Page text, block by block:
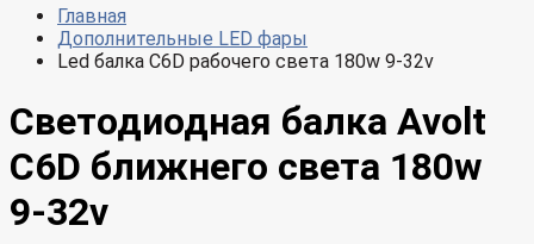
Главная
Дополнительные LED фары
Led балка C6D рабочего света 180w 9-32v
Светодиодная балка Avolt
C6D ближнего света 180w
9-32v